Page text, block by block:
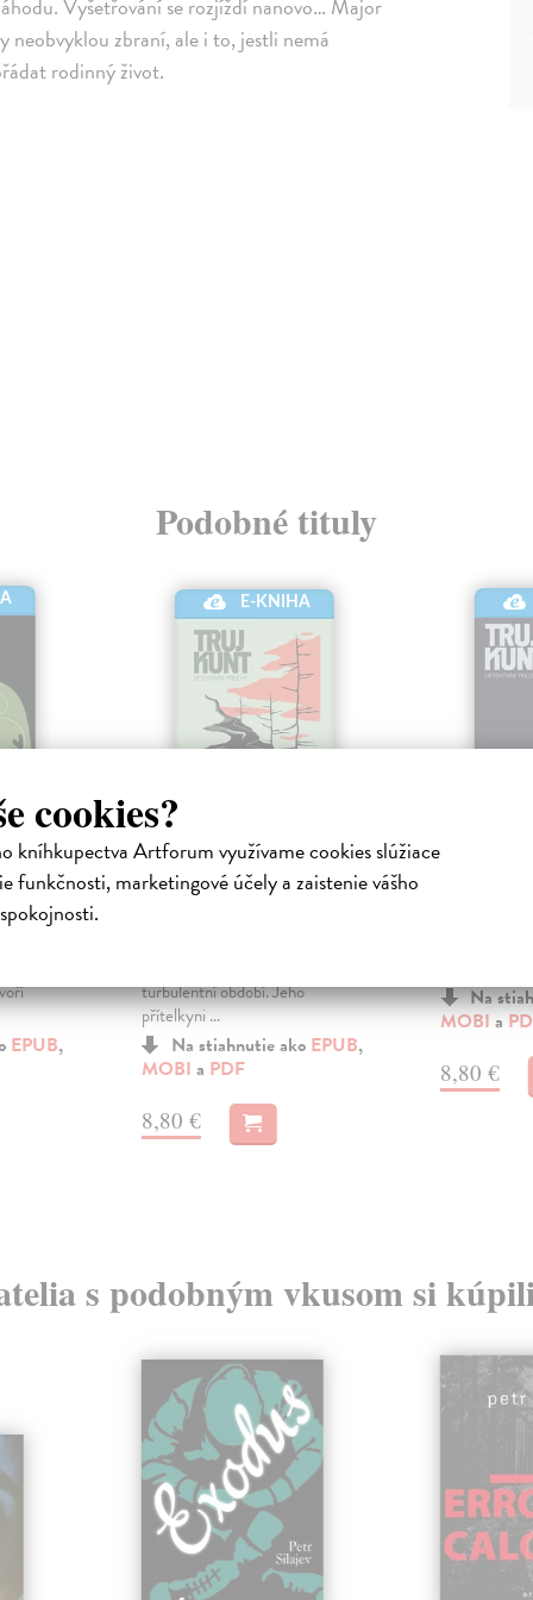
cookies?
kníhkupectva Artforum využívame cookies slúžiace
funkčnosti, marketingové účely a zaistenie vášho
Vyšetřování se rozjíždí nanovo… Major
neobvyklou zbraní, ale i to, jestli nemá
rodinný život.
Podobné tituly
EPUB,
E-KNIHA
Náraz, Prales
Sagitarius Petr| Elektronická
turbulentní období. Jeho
přítelkyni ...
Na stiahnutie ako EPUB,
MOBI a PDF
8,80 €
Trujkunt je
Na
MOBIa
8,80 €
s podobným vkusom si